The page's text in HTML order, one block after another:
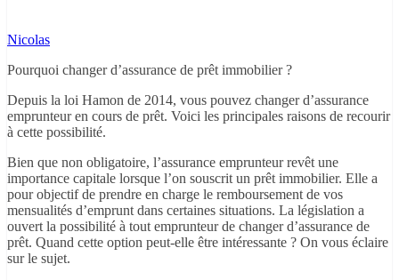
Nicolas
Pourquoi changer d’assurance de prêt immobilier ?
Depuis la loi Hamon de 2014, vous pouvez changer d’assurance
emprunteur en cours de prêt. Voici les principales raisons de recourir
à cette possibilité.
Bien que non obligatoire, l’assurance emprunteur revêt une
importance capitale lorsque l’on souscrit un prêt immobilier. Elle a
pour objectif de prendre en charge le remboursement de vos
mensualités d’emprunt dans certaines situations. La législation a
ouvert la possibilité à tout emprunteur de changer d’assurance de
prêt. Quand cette option peut-elle être intéressante ? On vous éclaire
sur le sujet.